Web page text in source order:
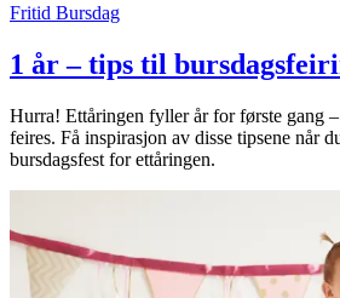
Aktiviteter
Tilbud
Inspirasjon
Fritid Bursdag
1 år – tips til
Hurra! Ettåringen fyller år for første gang
feires. Få inspirasjon av disse tipsene når
bursdagsfest for ettåringen.